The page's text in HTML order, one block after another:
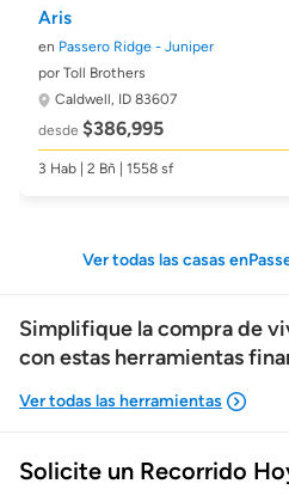
Aris
en Passero Ridge - Juniper
por Toll Brothers
Caldwell, ID 83607
desde $386,995
3 Hab | 2 Bñ | 1558 sf
Ver todas las casas
Simplifique la compra de
con estas herramientas
Mostrarme lo que puedo
Solicite un Recorrido